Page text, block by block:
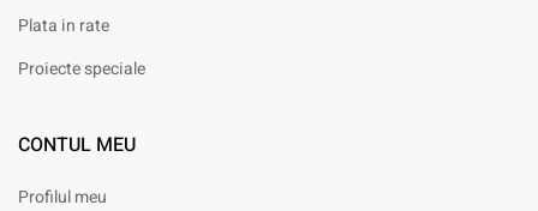
Plata in rate
Proiecte speciale
CONTUL MEU
Profilul meu